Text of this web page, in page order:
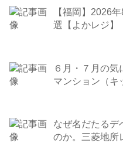
【福岡】2026
選【よかレジ】
６月・７月の
マンション（キ
なぜ名だたるデ
のか。三菱地所